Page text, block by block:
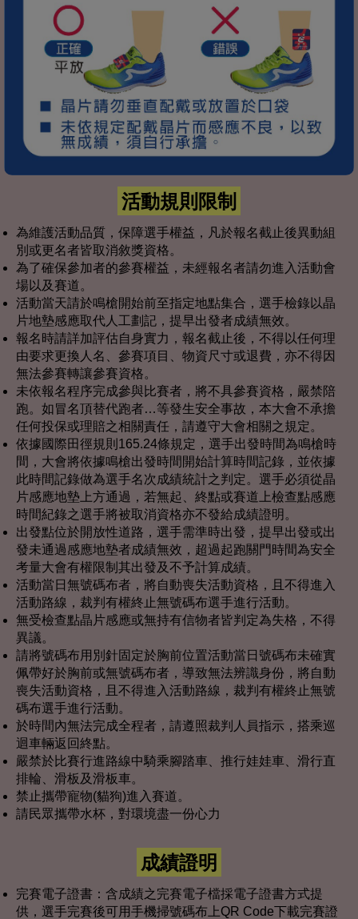
活動規則限制
為維護活動品質，保障選手權益，凡於報名截止後異動組
別或更名者皆取消敘獎資格。
為了確保參加者的參賽權益，未經報名者請勿進入活動會
場以及賽道。
活動當天請於鳴槍開始前至指定地點集合，選手檢錄以晶
片地墊感應取代人工劃記，提早出發者成績無效。
報名時請詳加評估自身實力，報名截止後，不得以任何理
由要求更換人名、參賽項目、物資尺寸或退費，亦不得因
無法參賽轉讓參賽資格。
未依報名程序完成參與比賽者，將不具參賽資格，嚴禁陪
跑。如冒名頂替代跑者…等發生安全事故，本大會不承擔
任何投保或理賠之相關責任，請遵守大會相關之規定。
依據國際田徑規則165.24條規定，選手出發時間為鳴槍時
間，大會將依據鳴槍出發時間開始計算時間記錄，並依據
此時間記錄做為選手名次成績統計之判定。選手必須從晶
片感應地墊上方通過，若無起、終點或賽道上檢查點感應
時間紀錄之選手將被取消資格亦不發給成績證明。
出發點位於開放性道路，選手需準時出發，提早出發或出
發未通過感應地墊者成績無效，超過起跑關門時間為安全
考量大會有權限制其出發及不予計算成績。
活動當日無號碼布者，將自動喪失活動資格，且不得進入
活動路線，裁判有權終止無號碼布選手進行活動。
無受檢查點晶片感應或無持有信物者皆判定為失格，不得
異議。
請將號碼布用別針固定於胸前位置活動當日號碼布未確實
佩帶好於胸前或無號碼布者，導致無法辨識身份，將自動
喪失活動資格，且不得進入活動路線，裁判有權終止無號
碼布選手進行活動。
於時間內無法完成全程者，請遵照裁判人員指示，搭乘巡
迴車輛返回終點。
嚴禁於比賽行進路線中騎乘腳踏車、推行娃娃車、滑行直
排輪、滑板及滑板車。
禁止攜帶寵物(貓狗)進入賽道。
請民眾攜帶水杯，對環境盡一份心力
成績證明
完賽電子證書：含成績之完賽電子檔採電子證書方式提
供，選手完賽後可用手機掃號碼布上QR Code下載完賽證